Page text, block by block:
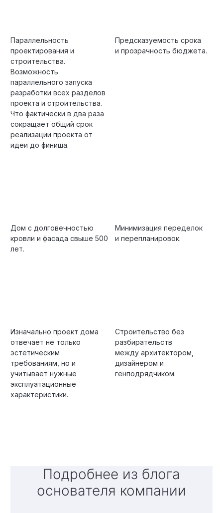
Параллельность
проектирования и
строительства.
Возможность
параллельного запуска
разработки всех разделов
проекта и строительства.
Что фактически в два раза
сокращает общий срок
реализации проекта от
идеи до финиша.
Предсказуемость срока
и прозрачность бюджета.
Дом с долговечностью
кровли и фасада свыше 500
лет.
Минимизация переделок
и перепланировок.
Изначально проект дома
отвечает не только
эстетическим
требованиям, но и
учитывает нужные
эксплуатационные
характеристики.
Строительство без
разбирательств
между архитектором,
дизайнером и
генподрядчиком.
Подробнее из блога
основателя компании